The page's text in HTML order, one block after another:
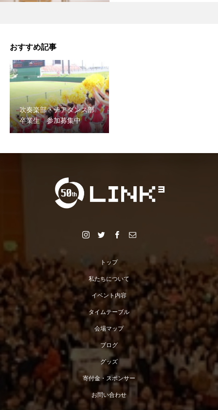
おすすめ記事
吹奏楽部・チアダンス部
卒業生 参加募集中
トップ
私たちについて
イベント内容
タイムテーブル
会場マップ
ブログ
グッズ
寄付金・スポンサー
お問い合わせ